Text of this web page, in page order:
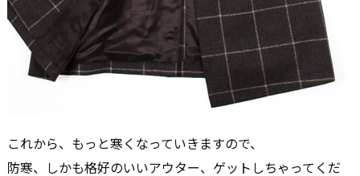
これから、もっと寒くなっていきますので、
防寒、しかも格好のいいアウター、ゲットしちゃってくだ